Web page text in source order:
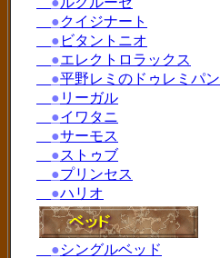
●クイジナート
● ビタントニオ
●エレクトロラックス
●平野レミのドゥレミパン
● リーガル
●イワタニ
●サーモス
●ストゥブ
●プリンセス
●ハリオ
●シングルベッド